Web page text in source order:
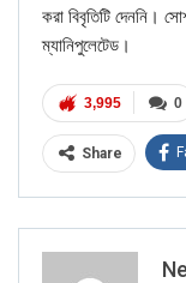
করা বিবৃতিটি দেননি।
ম্যানিপুলেটেড।
0
3,995
Share